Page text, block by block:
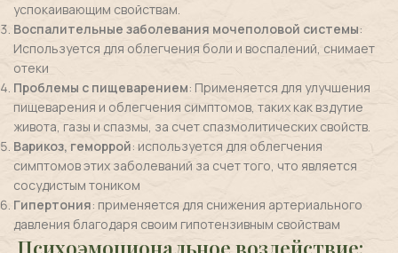
успокаивающим свойствам.
Воспалительные заболевания мочеполовой системы:
Используется для облегчения боли и воспалений, снимает
отеки
Проблемы с пищеварением: Применяется для улучшения
пищеварения и облегчения симптомов, таких как вздутие
живота, газы и спазмы, за счет спазмолитических свойств.
Варикоз, геморрой: используется для облегчения
симптомов этих заболеваний за счет того, что является
сосудистым тоником
Гипертония: применяется для снижения артериального
давления благодаря своим гипотензивным свойствам